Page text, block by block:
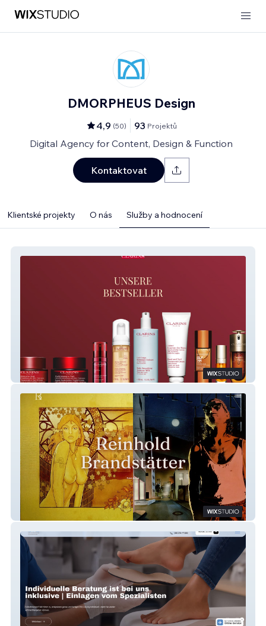
DMORPHEUS Design
4,9 (50) 93 Projektů
Digital Agency for Content, Design & Function
Kontaktovat
Klientské projekty O nás Služby a hodnocení
Clarins Bestseller
Reinhold Brandstätter